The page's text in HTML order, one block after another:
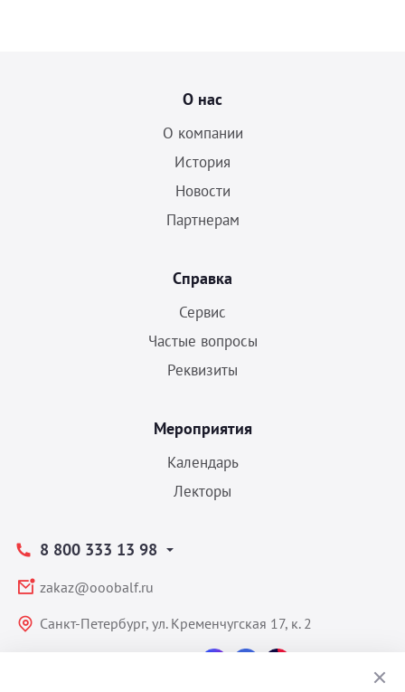
О нас
О компании
История
Новости
Партнерам
Справка
Сервис
Частые вопросы
Реквизиты
Мероприятия
Календарь
Лекторы
8 800 333 13 98
zakaz@ooobalf.ru
Санкт-Петербург, ул. Кременчугская 17, к. 2